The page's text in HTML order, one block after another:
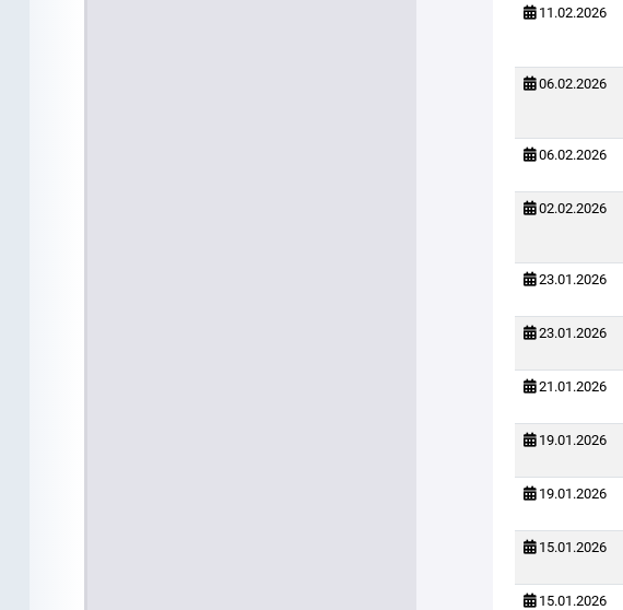
11.02.2026
06.02.2026
06.02.2026
02.02.2026
23.01.2026
23.01.2026
21.01.2026
19.01.2026
19.01.2026
15.01.2026
15.01.2026